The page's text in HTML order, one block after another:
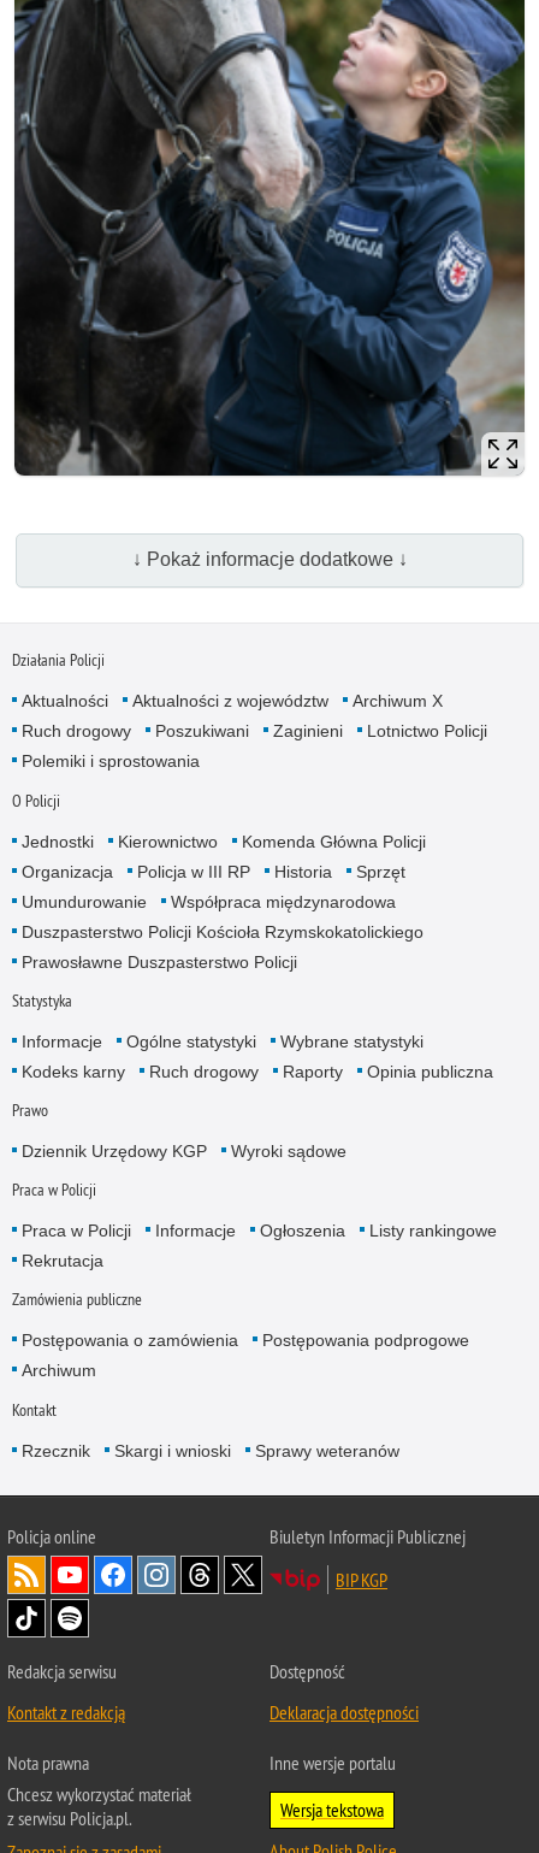
↓ Pokaż informacje dodatkowe ↓
Działania Policji
Aktualności Aktualności z województw
Archiwum X
Ruch drogowy
Poszukiwani Zaginieni
Lotnictwo Policji
Polemiki i sprostowania
O Policji
Jednostki Kierownictwo
Komenda Główna Policji
Organizacja
Policja w III RP Historia
Sprzęt
Umundurowanie
Współpraca międzynarodowa
Duszpasterstwo Policji Kościoła Rzymskokatolickiego
Prawosławne Duszpasterstwo Policji
Statystyka
Informacje Ogólne statystyki
Wybrane statystyki
Kodeks karny
Ruch drogowy Raporty Opinia publiczna
Prawo
Dziennik Urzędowy KGP Wyroki sądowe
Praca w Policji
Praca w Policji Informacje Ogłoszenia
Listy rankingowe
Rekrutacja
Zamówienia publiczne
Postępowania o zamówienia
Postępowania podprogowe
Archiwum
Kontakt
Rzecznik Skargi i wnioski Sprawy weteranów
Policjaonline
Biuletyn Informacji Publicznej
BIP KGP
Redakcja serwisu
Kontakt z redakcją
Dostępność
Deklaracja dostępności
Nota prawna
Chcesz wykorzystać materiał
z serwisu Policja.pl.
Inne wersje portalu
Wersja tekstowa